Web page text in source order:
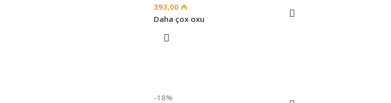
393,00 ₼
Daha çox oxu
-18%